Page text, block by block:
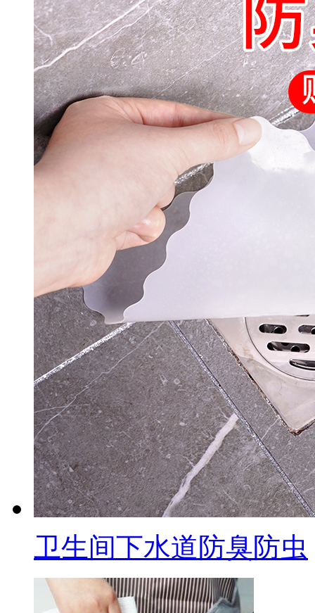
卫生间下水道防臭防虫